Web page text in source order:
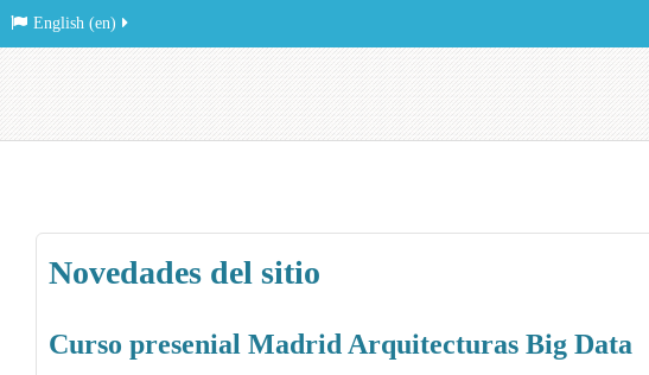
English ‎(en)‎
Novedades del sitio
Curso presenial Madrid Arquitecturas Big Data